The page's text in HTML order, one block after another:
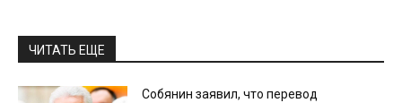
ЧИТАТЬ ЕЩЕ
Собянин заявил, что перевод